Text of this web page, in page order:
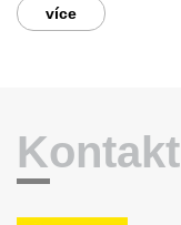
více
Kontakt